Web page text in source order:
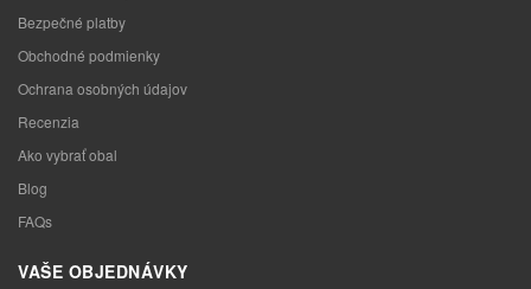
Bezpečné platby
Obchodné podmienky
Ochrana osobných údajov
Recenzia
Ako vybrať obal
Blog
FAQs
VAŠE OBJEDNÁVKY